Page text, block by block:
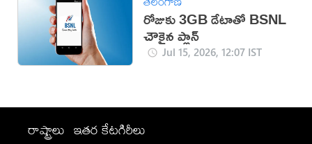
రోజుకు 3GB డేటాతో BSNL
చౌకైన ప్లాన్‌
Jul 15, 2026, 12:07 IST
రాష్ట్రాలు ఇతర కేటగిరీలు